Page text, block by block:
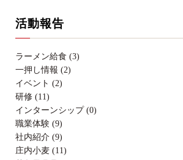
活動報告
ラーメン給食 (3)
一押し情報 (2)
イベント (2)
研修 (11)
インターンシップ (0)
職業体験 (9)
社内紹介 (9)
庄内小麦 (11)